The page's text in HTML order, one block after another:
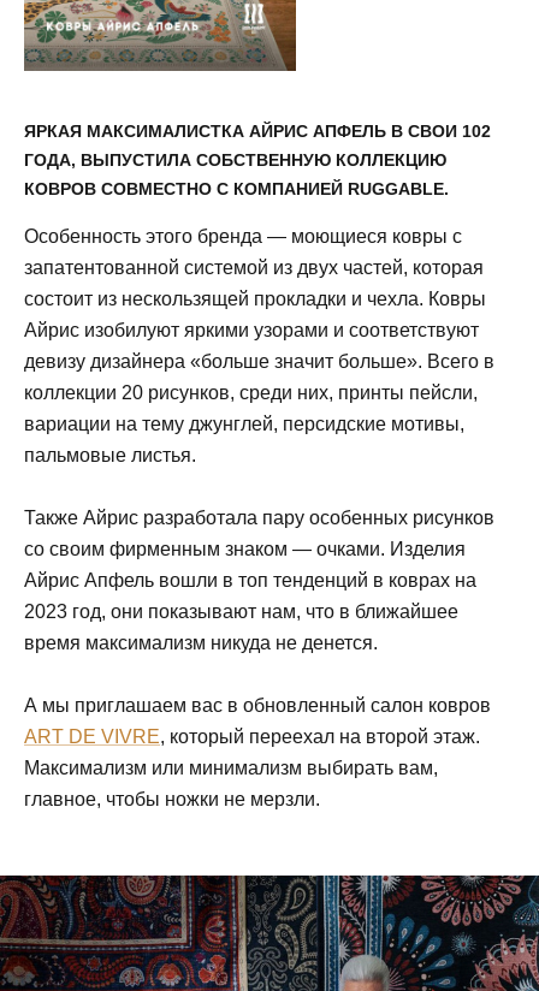
ЯРКАЯ МАКСИМАЛИСТКА АЙРИС АПФЕЛЬ В СВОИ 102
ГОДА, ВЫПУСТИЛА СОБСТВЕННУЮ КОЛЛЕКЦИЮ
КОВРОВ СОВМЕСТНО С КОМПАНИЕЙ RUGGABLE.
Особенность этого бренда — моющиеся ковры с
запатентованной системой из двух частей, которая
состоит из нескользящей прокладки и чехла. Ковры
Айрис изобилуют яркими узорами и соответствуют
девизу дизайнера «больше значит больше». Всего в
коллекции 20 рисунков, среди них, принты пейсли,
вариации на тему джунглей, персидские мотивы,
пальмовые листья.
Также Айрис разработала пару особенных рисунков
со своим фирменным знаком — очками. Изделия
Айрис Апфель вошли в топ тенденций в коврах на
2023 год, они показывают нам, что в ближайшее
время максимализм никуда не денется.
А мы приглашаем вас в обновленный салон ковров
ART DE VIVRE, который переехал на второй этаж.
Максимализм или минимализм выбирать вам,
главное, чтобы ножки не мерзли.